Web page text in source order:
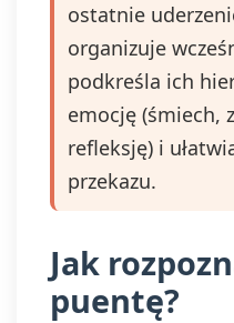
ostatnie
organizuje
podkreśla ich
emocję (śmiech,
refleksję) i
przekazu.
Jak
puentę?